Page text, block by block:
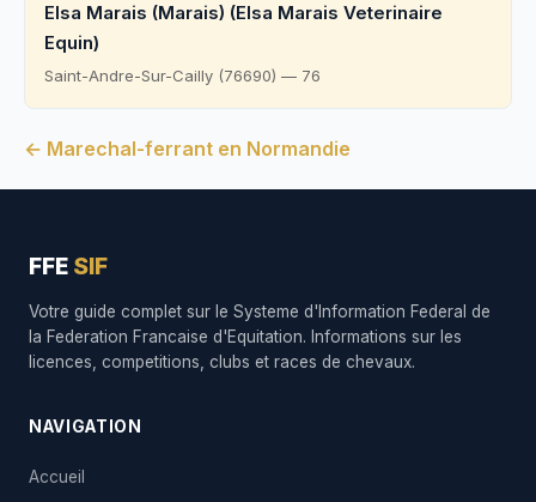
Elsa Marais (Marais) (Elsa Marais Veterinaire
Equin)
Saint-Andre-Sur-Cailly (76690) — 76
← Marechal-ferrant en Normandie
FFE SIF
Votre guide complet sur le Systeme d'Information Federal de
la Federation Francaise d'Equitation. Informations sur les
licences, competitions, clubs et races de chevaux.
NAVIGATION
Accueil